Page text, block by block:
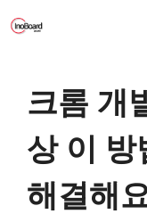
텐
크롬 개
상 이 방
해결해